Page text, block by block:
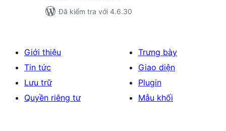
Đã kiểm tra với 4.6.30
Giới thiệu
Tin tức
Lưu trữ
Quyền riêng tư
Trưng bày
Giao diện
Plugin
Mẫu khối